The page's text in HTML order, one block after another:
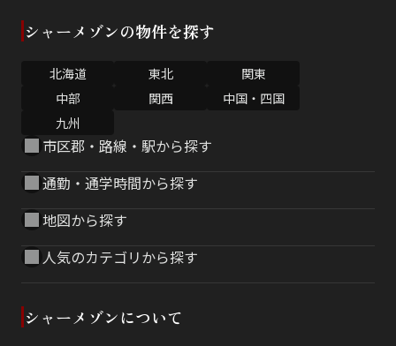
シャーメゾンの物件を探す
北海道 東北
関東
中部
関西
中国・四国
九州
市区郡・路線・駅から探す
通勤・通学時間から探す
地図から探す
人気のカテゴリから探す
シャーメゾンについて